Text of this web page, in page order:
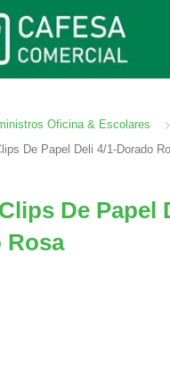
Oficina & Escolares
De Papel Deli 4/1-Dorado
De Papel
Rosa